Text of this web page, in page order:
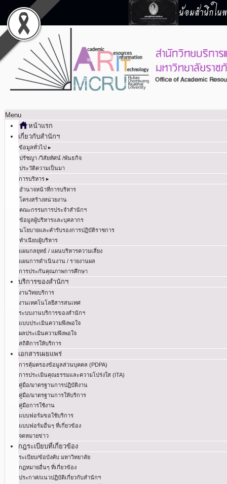
น้อมสำนึกใน
Menu
หน้าแรก
เกี่ยวกับสำนักฯ
ข้อมูลทั่วไป ▸
ปรัชญา /วิสัยทัศน์ /พันธกิจ
ประวัติความเป็นมา
การบริหาร ▸
อำนาจหน้าที่การบริหาร
โครงสร้างหน่วยงาน
คณะกรรมการประจำสำนักฯ
ข้อมูลผู้บริหารและบุคลากร
นโยบายและคำรับรองการปฏิบัติราชการ
ทำเนียบผู้บริหาร
แผนกลยุทธ์ / แผนบริหารความเสี่ยง
แผนการดำเนินงาน / รายงานผล
การประกันคุณภาพการศึกษา
บริการของสำนักฯ
งานวิทยบริการ
งานเทคโนโลยีสารสนเทศ
ระบบงานบริการของสำนักฯ
แบบประเมินความพึงพอใจ
ผลประเมินความพึงพอใจ
สถิติการให้บริการ
เอกสารเผยแพร่
การคุ้มครองข้อมูลส่วนบุคคล (PDPA)
การประเมินคุณธรรมและความโปร่งใส (ITA)
คู่มือ/มาตรฐานการปฏิบัติงาน
คู่มือ/มาตรฐานการให้บริการ
คู่มือการใช้งาน
แบบฟอร์มขอใช้บริการ
แบบฟอร์มอื่นๆ ที่เกี่ยวข้อง
จดหมายข่าว
กฎระเบียบที่เกี่ยวข้อง
ระเบียบ/ข้อบังคับ มหาวิทยาลัย
กฏหมายอื่นๆ ที่เกี่ยวข้อง
ประกาศ/แนวปฏิบัติเกี่ยวกับสำนักฯ